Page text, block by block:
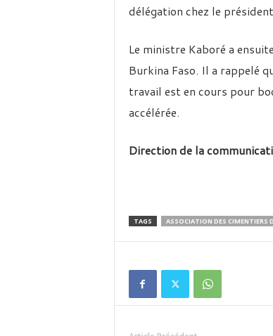
délégation chez le
Le ministre Kaboré a
Burkina Faso. Il a rappelé
travail est en cours pour
accélérée.
Direction de la
TAGS ASSOCIATION DES CIMENTIERS